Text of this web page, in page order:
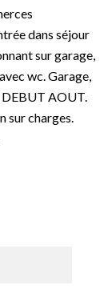
dans séjour
sur garage,
wc. Garage,
DEBUT AOUT.
sur charges.